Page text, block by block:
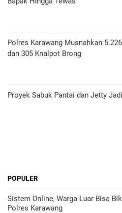
Polres Karawang Musnahkan
dan 305 Knalpot Brong
Proyek Sabuk Pantai dan Jetty
POPULER
Sistem Online, Warga Luar Bisa
Polres Karawang